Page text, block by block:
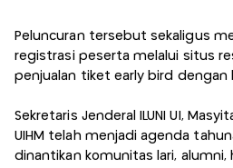
Peluncuran tersebut sekaligus
registrasi peserta melalui situs
penjualan tiket early bird dengan
Sekretaris Jenderal ILUNI UI,
UIHM telah menjadi agenda
dinantikan komunitas lari, alumni,